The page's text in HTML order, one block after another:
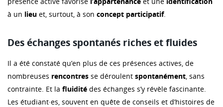
à un lieu et, surtout, à son concept participatif.
Des échanges spontanés riches et fluides
Il a été constaté qu’en plus de ces présences actives, de
nombreuses rencontres se déroulent spontanément, sans
contrainte. Et la fluidité des échanges s’y révèle fascinante.
Les étudiant·es, souvent en quête de conseils et d’histoires de